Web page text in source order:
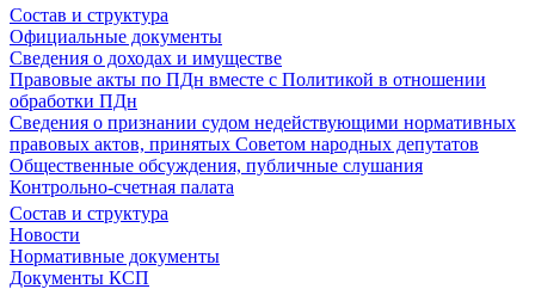
Состав и структура
Официальные документы
Сведения о доходах и имуществе
Правовые акты по ПДн вместе с Политикой в отношении
обработки ПДн
Сведения о признании судом недействующими нормативных
правовых актов, принятых Советом народных депутатов
Общественные обсуждения, публичные слушания
Контрольно-счетная палата
Состав и структура
Новости
Нормативные документы
Документы КСП